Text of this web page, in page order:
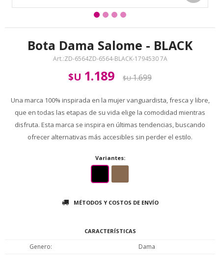
Bota Dama Salome - BLACK
ZD-6564ZD-6564-BLACK-1794530 7A
$U 1.189 $U1.699
Una marca 100% inspirada en la mujer vanguardista, fresca y libre,
que en todas las etapas de su vida elige la comodidad mientras
disfruta. Esta marca se inspira en últimas tendencias, buscando
ofrecer alternativas más accesibles sin perder el estilo.
Variantes:
MÉTODOS Y COSTOS DE ENVÍO
CARACTERÍSTICAS
Genero Dama